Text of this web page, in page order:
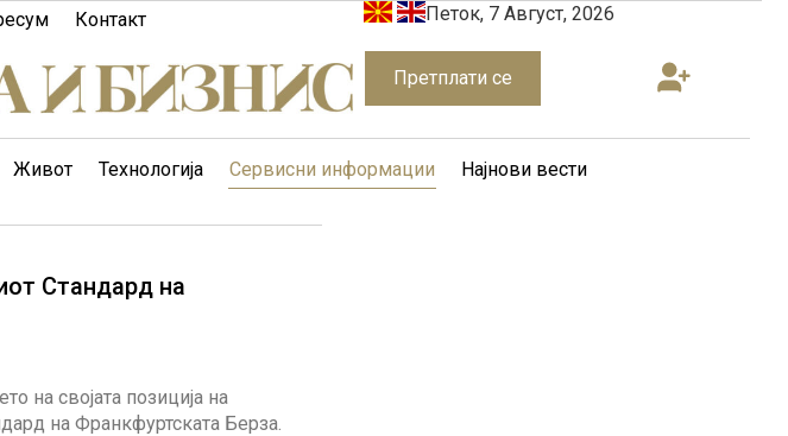
Контакт Петок, 7 Август, 2026
Претплати се
Живот Технологија Сервисни информации Најнови вести
Стандард на
на својата позиција на
на Франкфуртската Берза.